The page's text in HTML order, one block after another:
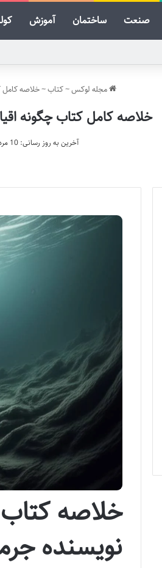
صنعت ساختمان آموزش
مجله لوکس~کتاب~خلاصه کامل
خلاصه کامل کتاب چگونه
آخرین به روز رسانی: 10 مرداد
خلاصه کتاب
نویسنده